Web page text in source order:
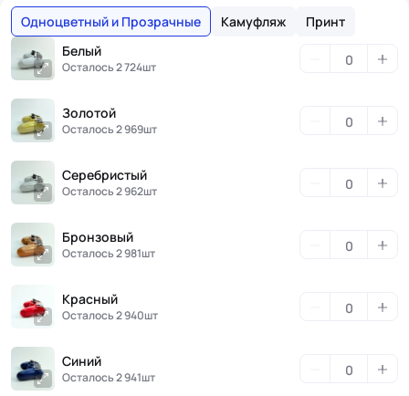
Одноцветный и Прозрачные Камуфляж
Принт
Белый
Осталось 2 724шт
Золотой
Осталось 2 969шт
Серебристый
Осталось 2 962шт
Бронзовый
Осталось 2 981шт
Красный
Осталось 2 940шт
Синий
Осталось 2 941шт